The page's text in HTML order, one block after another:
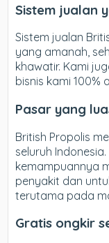
Sistem jualan
Sistem jualan
yang amanah,
khawatir. Kami
bisnis kami
Pasar yang
British Propolis
seluruh
kemampuannya
penyakit dan
terutama pada
Gratis ongkir